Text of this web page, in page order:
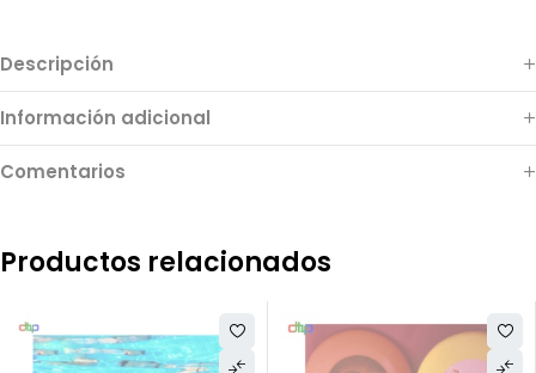
Descripción
Información adicional
Comentarios
Productos relacionados